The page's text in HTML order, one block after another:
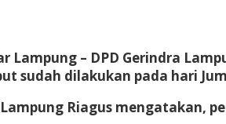
Lampung – DPD Gerindra
sudah dilakukan pada hari
Riagus mengatakan,